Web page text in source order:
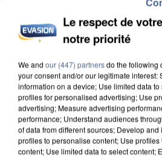
APRÈS TOUTES CES
DE FAUNE SAUVAGE SONT...
Le respect de
notre priorité
We and our (447) partnersdo the following
your consent and/or our legitimate interest:
information on a device; Use limited data
profiles for personalised advertising; Use
advertising; Measure advertising
performance; Understand audiences
of data from different sources; Develop
profiles to personalise content; Use
content; Use limited data to select content;